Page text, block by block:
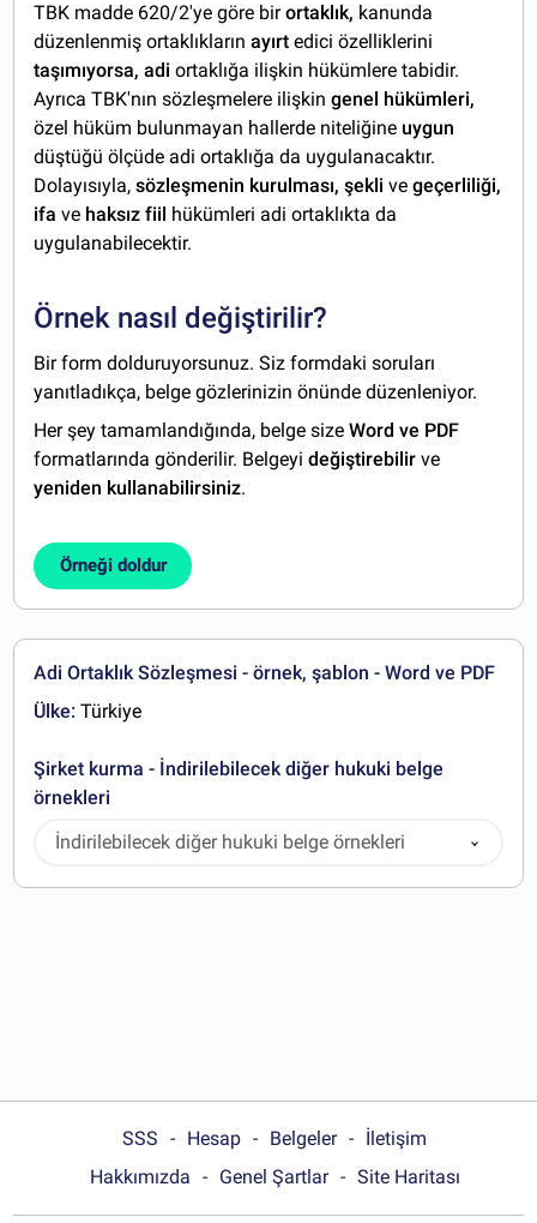
TBK madde 620/2'ye göre birortaklık, kanunda
düzenlenmiş ortaklıklarınayırt edici özelliklerini
taşımıyorsa, adi ortaklığa ilişkin hükümlere tabidir.
Ayrıca TBK'nın sözleşmelere ilişkingenel hükümleri,
özel hüküm bulunmayan hallerde niteliğine uygun
düştüğü ölçüde adi ortaklığa da uygulanacaktır.
Dolayısıyla,sözleşmenin kurulması, şekli vegeçerliliği,
ifa ve haksız fiil hükümleri adi ortaklıkta da
uygulanabilecektir.
Örnek nasıl değiştirilir?
Bir form dolduruyorsunuz. Siz formdaki soruları
yanıtladıkça, belge gözlerinizin önünde düzenleniyor.
Her şey tamamlandığında, belge sizeWord ve PDF
formatlarında gönderilir. Belgeyideğiştirebilir ve
yeniden kullanabilirsiniz.
Örneği doldur
Adi Ortaklık Sözleşmesi - örnek, şablon - Word ve PDF
Ülke: Türkiye
Şirket kurma - İndirilebilecek diğer hukuki belge
örnekleri
İndirilebilecek diğer hukuki belge örnekleri
SSS Hesap Belgeler
İletişim
Hakkımızda
Genel Şartlar Site Haritası